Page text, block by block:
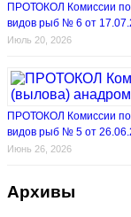
ПРОТОКОЛ Комиссии
видов рыб № 6 от
Июль 20, 2026
ПРОТОКОЛ Комиссии
видов рыб № 5 от
Июнь 26, 2026
Архивы